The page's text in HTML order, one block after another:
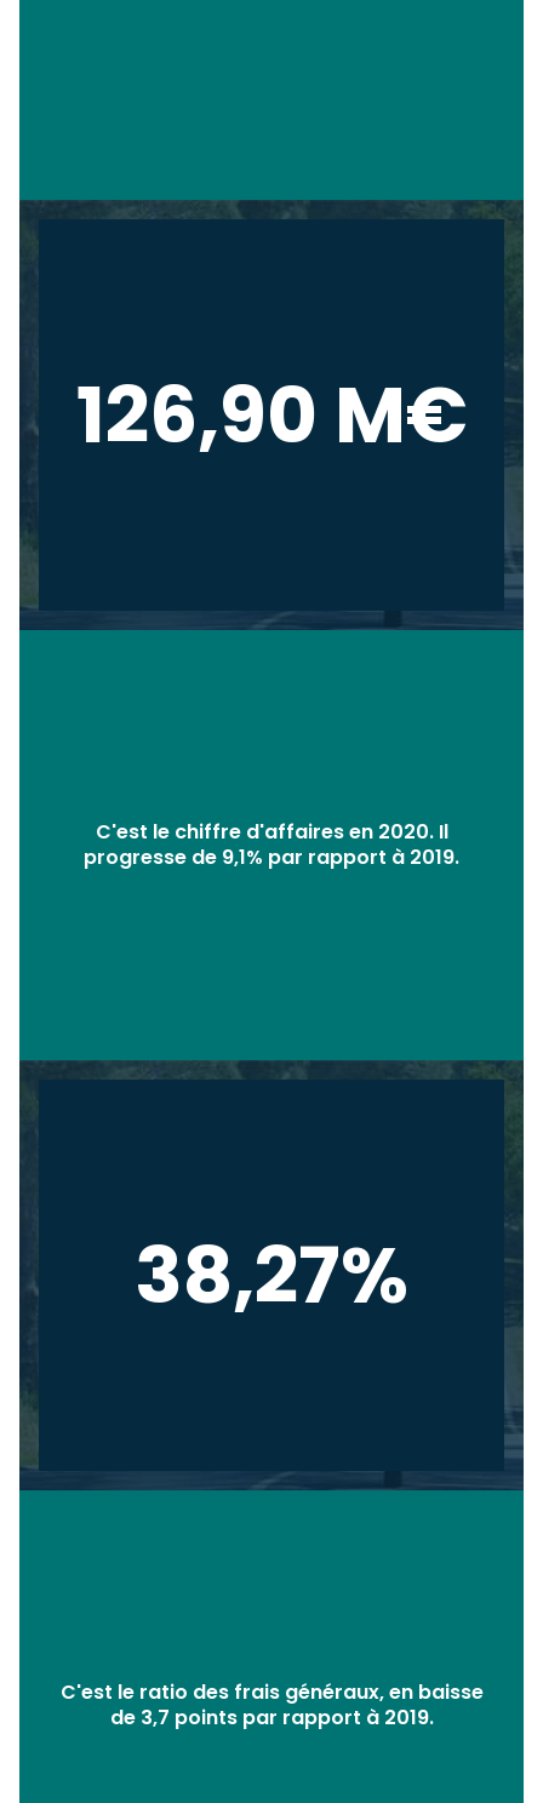
126,90 M€
C'est le chiffre d'affaires en 2020. Il
progresse de 9,1% par rapport à 2019.
38,27%
C'est le ratio des frais généraux, en baisse
de 3,7 points par rapport à 2019.